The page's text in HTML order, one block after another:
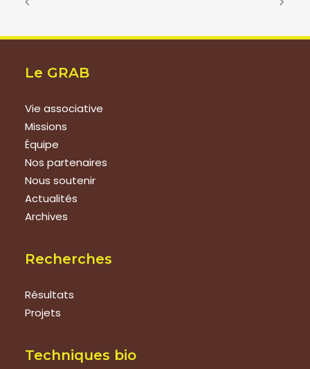
Le GRAB
Vie associative
Missions
Équipe
Nos partenaires
Nous soutenir
Actualités
Archives
Recherches
Résultats
Projets
Techniques bio